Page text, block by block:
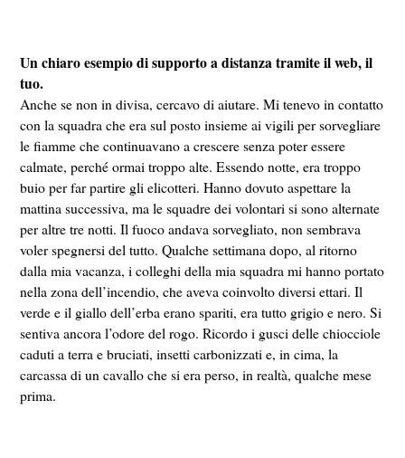
Un chiaro esempio di supporto a distanza tramite il web, il
tuo.
Anche se non in divisa, cercavo di aiutare. Mi tenevo in contatto
con la squadra che era sul posto insieme ai vigili per sorvegliare
le fiamme che continuavano a crescere senza poter essere
calmate, perché ormai troppo alte. Essendo notte, era troppo
buio per far partire gli elicotteri. Hanno dovuto aspettare la
mattina successiva, ma le squadre dei volontari si sono alternate
per altre tre notti. Il fuoco andava sorvegliato, non sembrava
voler spegnersi del tutto. Qualche settimana dopo, al ritorno
dalla mia vacanza, i colleghi della mia squadra mi hanno portato
nella zona dell’incendio, che aveva coinvolto diversi ettari. Il
verde e il giallo dell’erba erano spariti, era tutto grigio e nero. Si
sentiva ancora l’odore del rogo. Ricordo i gusci delle chiocciole
caduti a terra e bruciati, insetti carbonizzati e, in cima, la
carcassa di un cavallo che si era perso, in realtà, qualche mese
prima.